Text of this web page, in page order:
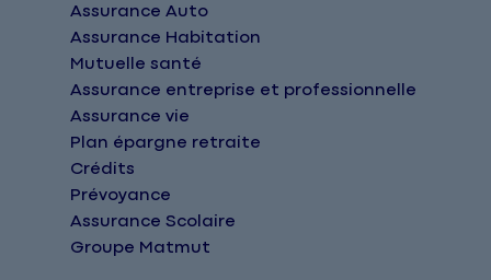
Assurance Auto
Assurance Habitation
Mutuelle santé
Assurance entreprise et professionnelle
Assurance vie
Plan épargne retraite
Crédits
Prévoyance
Assurance Scolaire
Groupe Matmut